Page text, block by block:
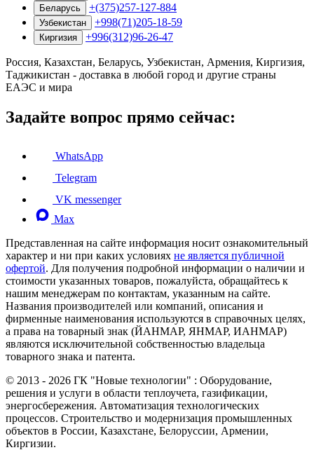
Беларусь +(375)257-127-884
Узбекистан +998(71)205-18-59
Киргизия +996(312)96-26-47
Россия, Казахстан, Беларусь, Узбекистан, Армения, Киргизия,
Таджикистан - доставка в любой город и другие страны
ЕАЭС и мира
Задайте вопрос прямо сейчас:
WhatsApp
Telegram
VK messenger
Max
Представленная на сайте информация носит ознакомительный
характер и ни при каких условиях не является публичной
офертой. Для получения подробной информации о наличии и
стоимости указанных товаров, пожалуйста, обращайтесь к
нашим менеджерам по контактам, указанным на сайте.
Названия производителей или компаний, описания и
фирменные наименования используются в справочных целях,
а права на товарный знак (ЙАНМАР, ЯНМАР, ИАНМАР)
являются исключительной собственностью владельца
товарного знака и патента.
© 2013 - 2026 ГК "Новые технологии" : Оборудование,
решения и услуги в области теплоучета, газификации,
энергосбережения. Автоматизация технологических
процессов. Строительство и модернизация промышленных
объектов в России, Казахстане, Белоруссии, Армении,
Киргизии.